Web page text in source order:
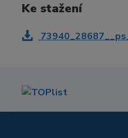
Ke stažení